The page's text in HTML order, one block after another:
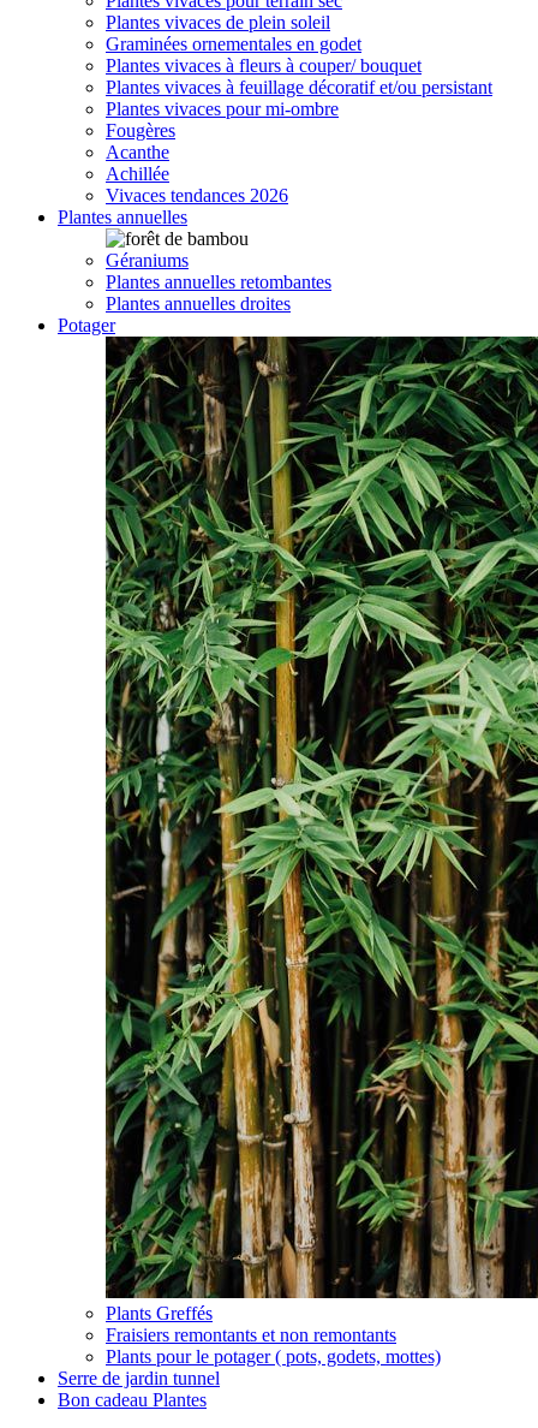
Plantes vivaces de plein soleil
Graminées ornementales en godet
Plantes vivaces à fleurs à couper/ bouquet
Plantes vivaces à feuillage décoratif et/ou persistant
Plantes vivaces pour mi-ombre
Fougères
Acanthe
Achillée
Vivaces tendances 2026
Plantes annuelles
Géraniums
Plantes annuelles retombantes
Plantes annuelles droites
Potager
Plants Greffés
Fraisiers remontants et non remontants
Plants pour le potager ( pots, godets, mottes)
Serre de jardin tunnel
Bon cadeau Plantes